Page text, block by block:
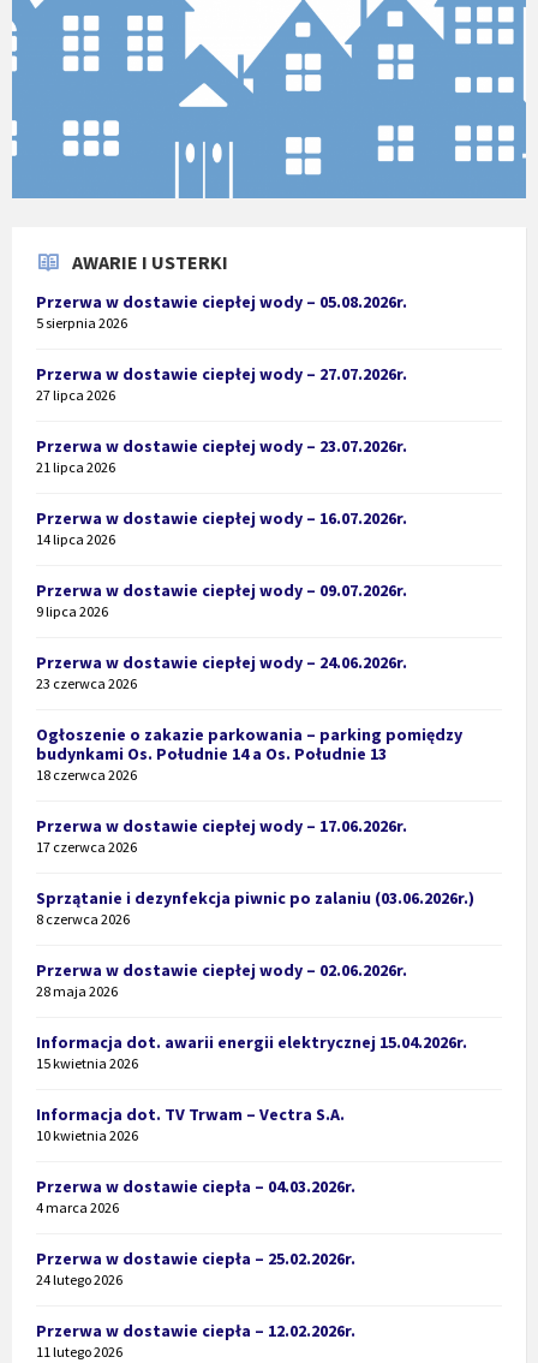
AWARIE I USTERKI
Przerwa w dostawie ciepłej wody – 05.08.2026r.
5 sierpnia 2026
Przerwa w dostawie ciepłej wody – 27.07.2026r.
27 lipca 2026
Przerwa w dostawie ciepłej wody – 23.07.2026r.
21 lipca 2026
Przerwa w dostawie ciepłej wody – 16.07.2026r.
14 lipca 2026
Przerwa w dostawie ciepłej wody – 09.07.2026r.
9 lipca 2026
Przerwa w dostawie ciepłej wody – 24.06.2026r.
23 czerwca 2026
Ogłoszenie o zakazie parkowania – parking pomiędzy
budynkami Os. Południe 14 a Os. Południe 13
18 czerwca 2026
Przerwa w dostawie ciepłej wody – 17.06.2026r.
17 czerwca 2026
Sprzątanie i dezynfekcja piwnic po zalaniu (03.06.2026r.)
8 czerwca 2026
Przerwa w dostawie ciepłej wody – 02.06.2026r.
28 maja 2026
Informacja dot. awarii energii elektrycznej 15.04.2026r.
15 kwietnia 2026
Informacja dot. TV Trwam – Vectra S.A.
10 kwietnia 2026
Przerwa w dostawie ciepła – 04.03.2026r.
4 marca 2026
Przerwa w dostawie ciepła – 25.02.2026r.
24 lutego 2026
Przerwa w dostawie ciepła – 12.02.2026r.
11 lutego 2026